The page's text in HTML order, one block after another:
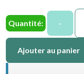
Quantité: -
Ajouter au panier